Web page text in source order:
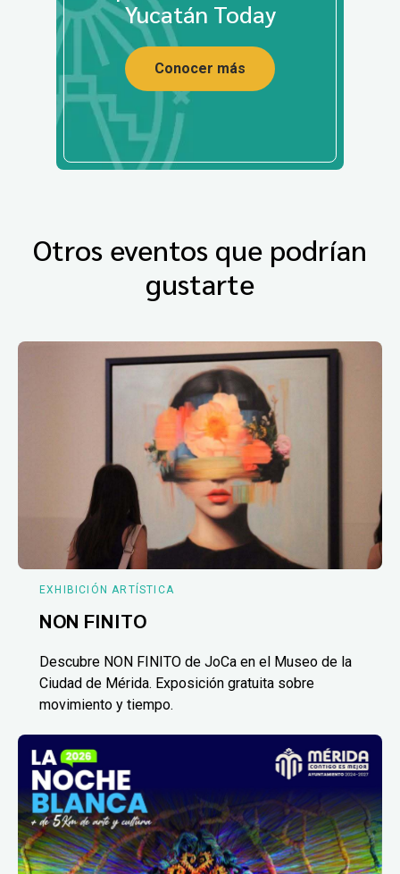
Yucatán Today
Conocer más
Otros eventos que podrían
gustarte
EXHIBICIÓN ARTÍSTICA
NON FINITO
Descubre NON FINITO de JoCa en el Museo de la
Ciudad de Mérida. Exposición gratuita sobre
movimiento y tiempo.